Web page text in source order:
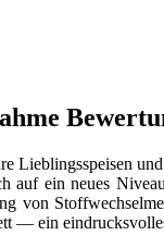
Lieblingsspeisen
auf ein neues
von
— ein